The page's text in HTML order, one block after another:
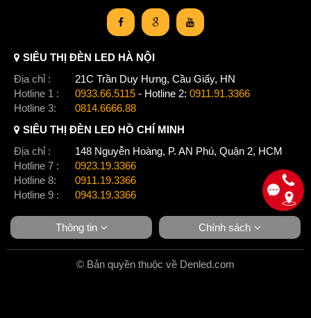
SIÊU THỊ ĐÈN LED HÀ NỘI
Địa chỉ :
21C Trần Duy Hưng, Cầu Giấy, HN
Hotline 1 :
0933.66.5115 - Hotline 2: 0911.91.3366
Hotline 3:
0814.6666.88
SIÊU THỊ ĐÈN LED HỒ CHÍ MINH
Địa chỉ :
148 Nguyễn Hoàng, P. AN Phú, Quận 2, HCM
Hotline 7 :
0923.19.3366
Hotline 8:
0911.19.3366
Hotline 9 :
0943.19.3366
Thông tin Chính sách
© Bản quyền thuộc về Denled.com